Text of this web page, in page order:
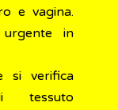
e vagina.
in
si verifica
tessuto